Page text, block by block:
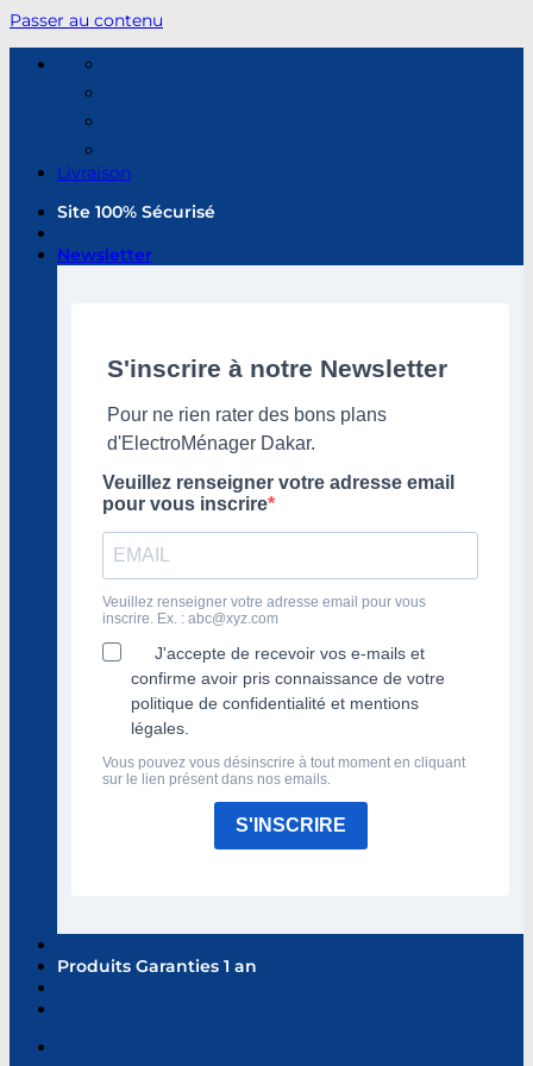
Passer au contenu
Livraison
Site 100% Sécurisé
Newsletter
S'inscrire à notre Newsletter
Pour ne rien rater des bons plans
d'ElectroMénager Dakar.
Veuillez renseigner votre adresse email
pour vous inscrire
Veuillez renseigner votre adresse email pour vous
inscrire. Ex. : abc@xyz.com
J'accepte de recevoir vos e-mails et
confirme avoir pris connaissance de votre
politique de confidentialité et mentions
légales.
Vous pouvez vous désinscrire à tout moment en cliquant
sur le lien présent dans nos emails.
S'INSCRIRE
Produits Garanties 1 an